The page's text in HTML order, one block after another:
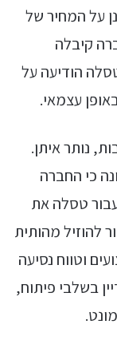
על המחיר של
קיבלה
הודיעה על
עצמאי.
נותר איתן.
כי החברה
עבור טסלה את
שלה – 4680 – שאמור להוזיל מהותית
וטווח נסיעה
בשלבי פיתוח,